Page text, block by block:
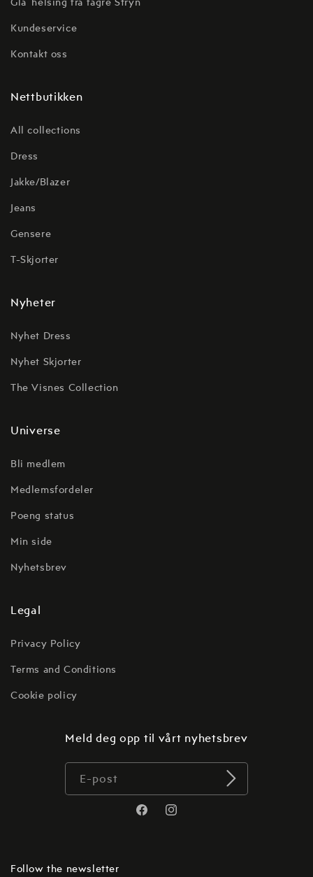
Kundeservice
Kontakt oss
Nettbutikken
All collections
Dress
Jakke/Blazer
Jeans
Gensere
T-Skjorter
Nyheter
Nyhet Dress
Nyhet Skjorter
The Visnes Collection
Universe
Bli medlem
Medlemsfordeler
Poeng status
Min side
Nyhetsbrev
Legal
Privacy Policy
Terms and Conditions
Cookie policy
Meld deg opp til vårt nyhetsbrev
E-post
TranslationTranslation
Follow the newsletter